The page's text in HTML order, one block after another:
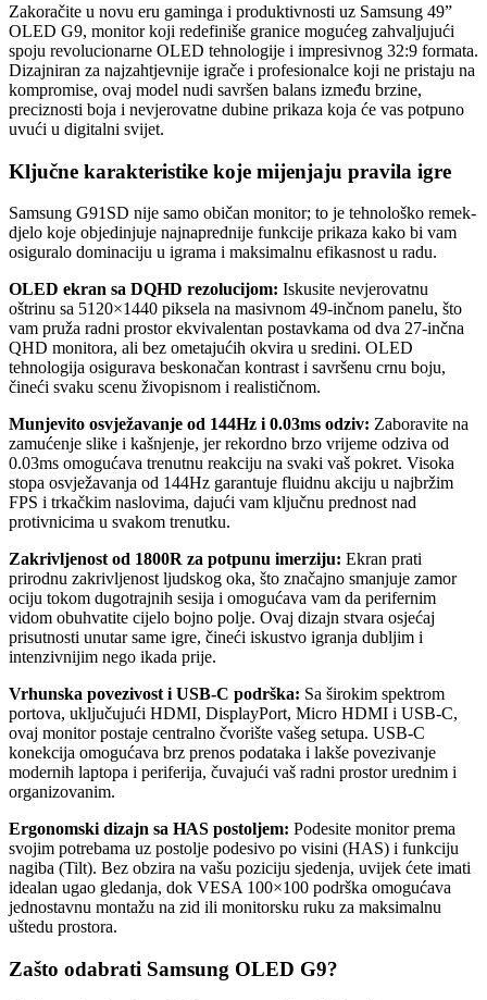
Zakoračite u novu eru gaminga i produktivnosti uz Samsung 49”
OLED G9, monitor koji redefiniše granice mogućeg zahvaljujući
spoju revolucionarne OLED tehnologije i impresivnog 32:9 formata.
Dizajniran za najzahtjevnije igrače i profesionalce koji ne pristaju na
kompromise, ovaj model nudi savršen balans između brzine,
preciznosti boja i nevjerovatne dubine prikaza koja će vas potpuno
uvući u digitalni svijet.
Ključne karakteristike koje mijenjaju pravila igre
Samsung G91SD nije samo običan monitor; to je tehnološko remek-
djelo koje objedinjuje najnaprednije funkcije prikaza kako bi vam
osiguralo dominaciju u igrama i maksimalnu efikasnost u radu.
OLED ekran sa DQHD rezolucijom: Iskusite nevjerovatnu
oštrinu sa 5120×1440 piksela na masivnom 49-inčnom panelu, što
vam pruža radni prostor ekvivalentan postavkama od dva 27-inčna
QHD monitora, ali bez ometajućih okvira u sredini. OLED
tehnologija osigurava beskonačan kontrast i savršenu crnu boju,
čineći svaku scenu živopisnom i realističnom.
Munjevito osvježavanje od 144Hz i 0.03ms odziv: Zaboravite na
zamućenje slike i kašnjenje, jer rekordno brzo vrijeme odziva od
0.03ms omogućava trenutnu reakciju na svaki vaš pokret. Visoka
stopa osvježavanja od 144Hz garantuje fluidnu akciju u najbržim
FPS i trkačkim naslovima, dajući vam ključnu prednost nad
protivnicima u svakom trenutku.
Zakrivljenost od 1800R za potpunu imerziju: Ekran prati
prirodnu zakrivljenost ljudskog oka, što značajno smanjuje zamor
ociju tokom dugotrajnih sesija i omogućava vam da perifernim
vidom obuhvatite cijelo bojno polje. Ovaj dizajn stvara osjećaj
prisutnosti unutar same igre, čineći iskustvo igranja dubljim i
intenzivnijim nego ikada prije.
Vrhunska povezivost i USB-C podrška: Sa širokim spektrom
portova, uključujući HDMI, DisplayPort, Micro HDMI i USB-C,
ovaj monitor postaje centralno čvorište vašeg setupa. USB-C
konekcija omogućava brz prenos podataka i lakše povezivanje
modernih laptopa i periferija, čuvajući vaš radni prostor urednim i
organizovanim.
Ergonomski dizajn sa HAS postoljem: Podesite monitor prema
svojim potrebama uz postolje podesivo po visini (HAS) i funkciju
nagiba (Tilt). Bez obzira na vašu poziciju sjedenja, uvijek ćete imati
idealan ugao gledanja, dok VESA 100×100 podrška omogućava
jednostavnu montažu na zid ili monitorsku ruku za maksimalnu
uštedu prostora.
Zašto odabrati Samsung OLED G9?